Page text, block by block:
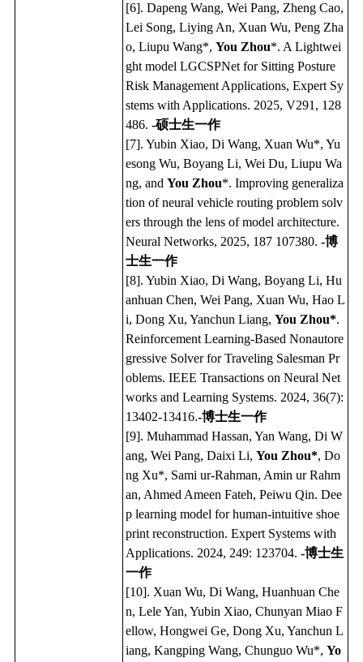
[6]. Dapeng Wang, Wei Pang, Zheng Cao,
Lei Song, Liying An, Xuan Wu, Peng Zha
o, Liupu Wang*, You Zhou*. A Lightwei
ght model LGCSPNet for Sitting Posture
Risk Management Applications, Expert Sy
stems with Applications. 2025, V291, 128
486. -硕士生一作
[7]. Yubin Xiao, Di Wang, Xuan Wu*, Yu
esong Wu, Boyang Li, Wei Du, Liupu Wa
ng, and You Zhou*. Improving generaliza
tion of neural vehicle routing problem solv
ers through the lens of model architecture.
Neural Networks, 2025, 187 107380. -博
士生一作
[8]. Yubin Xiao, Di Wang, Boyang Li, Hu
anhuan Chen, Wei Pang, Xuan Wu, Hao L
i, Dong Xu, Yanchun Liang, You Zhou*.
Reinforcement Learning-Based Nonautore
gressive Solver for Traveling Salesman Pr
oblems. IEEE Transactions on Neural Net
works and Learning Systems. 2024, 36(7):
13402-13416.-博士生一作
[9]. Muhammad Hassan, Yan Wang, Di W
ang, Wei Pang, Daixi Li, You Zhou*, Do
ng Xu*, Sami ur-Rahman, Amin ur Rahm
an, Ahmed Ameen Fateh, Peiwu Qin. Dee
p learning model for human-intuitive shoe
print reconstruction. Expert Systems with
Applications. 2024, 249: 123704. -博士生
一作
[10]. Xuan Wu, Di Wang, Huanhuan Che
n, Lele Yan, Yubin Xiao, Chunyan Miao F
ellow, Hongwei Ge, Dong Xu, Yanchun L
iang, Kangping Wang, Chunguo Wu*, Yo